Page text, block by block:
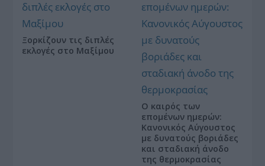
Ξορκίζουν τις διπλές
εκλογές στο Μαξίμου
Ο καιρός των
επομένων ημερών:
Κανονικός Αύγουστος
με δυνατούς βοριάδες
και σταδιακή άνοδο
της θερμοκρασίας